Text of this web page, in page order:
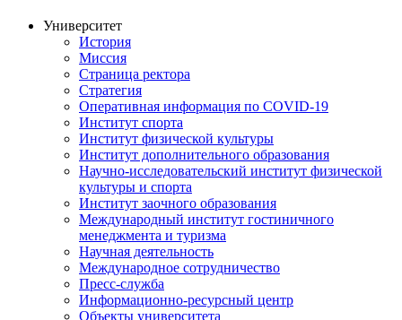
Университет
История
Миссия
Страница ректора
Стратегия
Оперативная информация по COVID-19
Институт спорта
Институт физической культуры
Институт дополнительного образования
Научно-исследовательский институт физической
культуры и спорта
Институт заочного образования
Международный институт гостиничного
менеджмента и туризма
Научная деятельность
Международное сотрудничество
Пресс-служба
Информационно-ресурсный центр
Объекты университета